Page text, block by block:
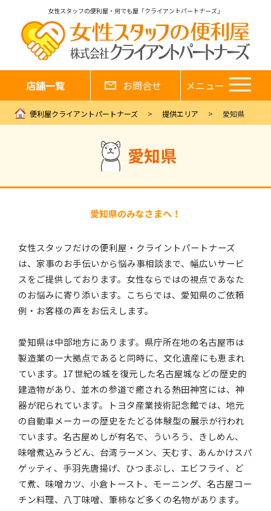
女性スタッフの便利屋・何でも屋「クライアントパートナーズ」
店舗一覧 お問合せ メニュー
便利屋クライアントパートナーズ 提供エリア 愛知県
愛知県
愛知県のみなさまへ！
女性スタッフだけの便利屋・クライントパートナーズ
は、家事のお手伝いから悩み事相談まで、幅広いサービ
スをご提供しております。女性ならではの視点であなた
のお悩みに寄り添います。こちらでは、愛知県のご依頼
例・お客様の声をお伝えします。
愛知県は中部地方にあります。県庁所在地の名古屋市は
製造業の一大拠点であると同時に、文化遺産にも恵まれ
ています。17 世紀の城を復元した名古屋城などの歴史的
建造物があり、並木の参道で癒される熱田神宮には、神
器が祀られています。トヨタ産業技術記念館では、地元
の自動車メーカーの歴史をたどる体験型の展示が行われ
ています。名古屋めしが有名で、ういろう、きしめん、
味噌煮込みうどん、台湾ラーメン、天むす、あんかけスパ
ゲッティ、手羽先唐揚げ、ひつまぶし、エビフライ、ど
て煮、味噌カツ、小倉トースト、モーニング、名古屋コー
チン料理、八丁味噌、筆柿など多くの名物があります。